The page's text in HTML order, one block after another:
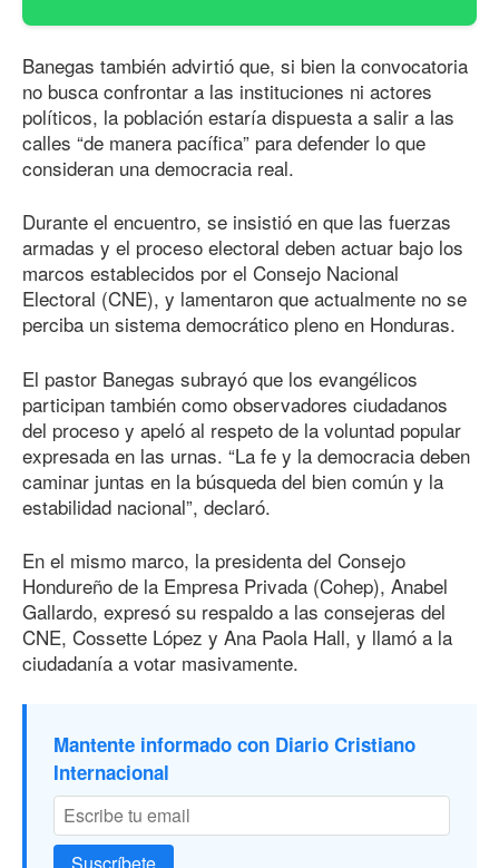
Banegas también advirtió que, si bien la convocatoria
no busca confrontar a las instituciones ni actores
políticos, la población estaría dispuesta a salir a las
calles “de manera pacífica” para defender lo que
consideran una democracia real.
Durante el encuentro, se insistió en que las fuerzas
armadas y el proceso electoral deben actuar bajo los
marcos establecidos por el Consejo Nacional
Electoral (CNE), y lamentaron que actualmente no se
perciba un sistema democrático pleno en Honduras.
El pastor Banegas subrayó que los evangélicos
participan también como observadores ciudadanos
del proceso y apeló al respeto de la voluntad popular
expresada en las urnas. “La fe y la democracia deben
caminar juntas en la búsqueda del bien común y la
estabilidad nacional”, declaró.
En el mismo marco, la presidenta del Consejo
Hondureño de la Empresa Privada (Cohep), Anabel
Gallardo, expresó su respaldo a las consejeras del
CNE, Cossette López y Ana Paola Hall, y llamó a la
ciudadanía a votar masivamente.
Mantente informado con Diario Cristiano
Internacional
Suscríbete